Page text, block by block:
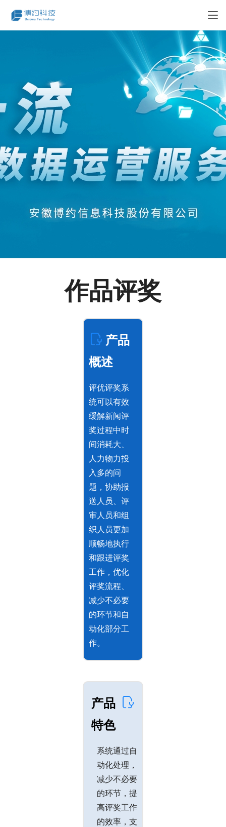
作品评奖
产品
概述
评优评奖系
统可以有效
缓解新闻评
奖过程中时
间消耗大、
人力物力投
入多的问
题，协助报
送人员、评
审人员和组
织人员更加
顺畅地执行
和跟进评奖
工作，优化
评奖流程、
减少不必要
的环节和自
动化部分工
作。
产品
特色
系统通过自
动化处理，
减少不必要
的环节，提
高评奖工作
的效率，支